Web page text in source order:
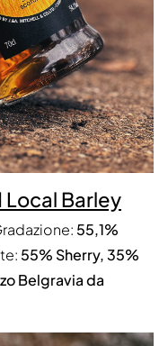
Local Barley
55,1%
55% Sherry, 35%
Belgravia da